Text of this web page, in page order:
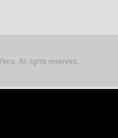
All rights reserved.